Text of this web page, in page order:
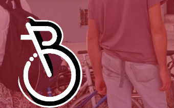
Skip
content